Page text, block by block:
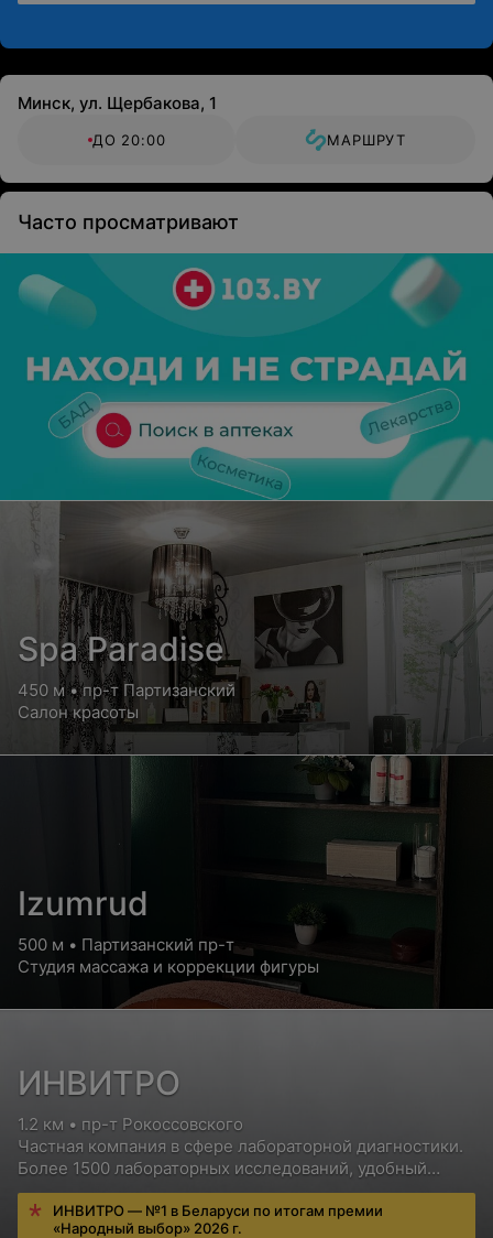
Минск, ул. Щербакова, 1
ДО 20:00 МАРШРУТ
Часто просматривают
Spa Paradise
450 м • пр-т Партизанский
Салон красоты
Izumrud
500 м • Партизанский пр-т
Студия массажа и коррекции фигуры
ИНВИТРО
1.2 км • пр-т Рокоссовского
Частная компания в сфере лабораторной диагностики.
Более 1500 лабораторных исследований, удобный
сервис для пациентов, бесплатная консультация врача
ИНВИТРО — №1 в Беларуси по итогам премии
«Народный выбор» 2026 г.